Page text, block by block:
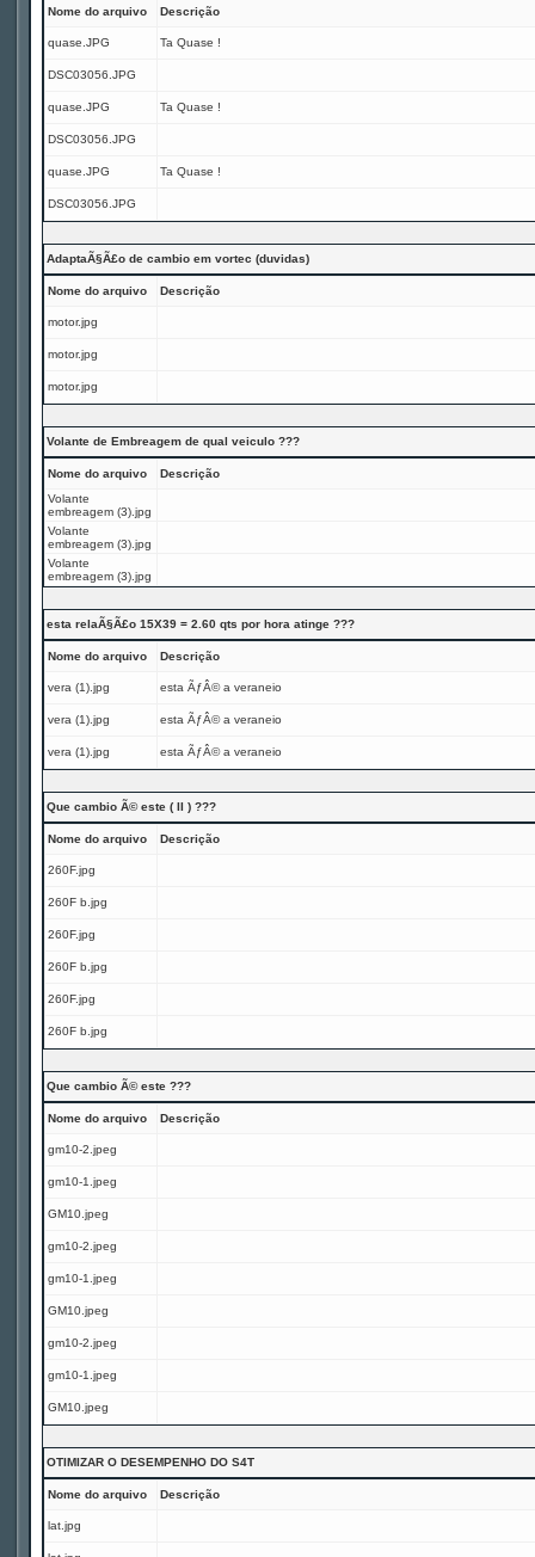
Nome do arquivo Descrição
quase.JPG Ta Quase !
DSC03056.JPG
quase.JPG Ta Quase !
DSC03056.JPG
quase.JPG Ta Quase !
DSC03056.JPG
AdaptaÃ§Ã£o de cambio em vortec (duvidas)
Nome do arquivo Descrição
motor.jpg
motor.jpg
motor.jpg
Volante de Embreagem de qual veiculo ???
Nome do arquivo
Descrição
Volante
embreagem (3).jpg
Volante
embreagem (3).jpg
Volante
embreagem (3).jpg
esta relaÃ§Ã£o 15X39 = 2.60 qts por hora atinge ???
Nome do arquivo Descrição
vera (1).jpg esta ÃƒÂ© a veraneio
vera (1).jpg esta ÃƒÂ© a veraneio
vera (1).jpg esta ÃƒÂ© a veraneio
Que cambio Ã© este ( II ) ???
Nome do arquivo Descrição
260F.jpg
260F b.jpg
260F.jpg
260F b.jpg
260F.jpg
260F b.jpg
Que cambio Ã© este ???
Nome do arquivo Descrição
gm10-2.jpeg
gm10-1.jpeg
GM10.jpeg
gm10-2.jpeg
gm10-1.jpeg
GM10.jpeg
gm10-2.jpeg
gm10-1.jpeg
GM10.jpeg
OTIMIZAR O DESEMPENHO DO S4T
Nome do arquivo Descrição
lat.jpg